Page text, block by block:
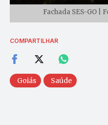
Fachada SES-GO |
COMPARTILHAR
Goiás Saúde